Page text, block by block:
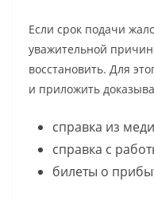
Если срок подачи
уважительной
восстановить. Для
и приложить
справка из
справка с
билеты о